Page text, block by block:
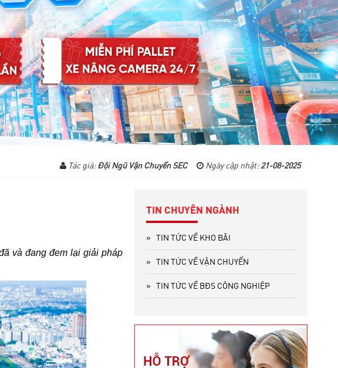
Tác giả:Đội Ngũ Vận Chuyển SEC Ngày cập nhật:21-08-2025
và đang đem lại giải pháp
TIN CHUYÊN NGÀNH
» TIN TỨC VỀ KHO BÃI
» TIN TỨC VỀ VẬN CHUYỂN
» TIN TỨC VỀ BĐS CÔNG NGHIỆP